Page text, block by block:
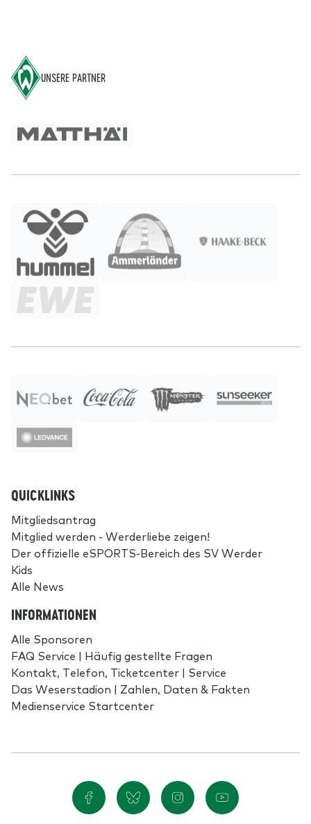
UNSERE PARTNER
QUICKLINKS
Mitgliedsantrag
Mitglied werden - Werderliebe zeigen!
Der offizielle eSPORTS-Bereich des SV Werder
Kids
Alle News
INFORMATIONEN
Alle Sponsoren
FAQ Service | Häufig gestellte Fragen
Kontakt, Telefon, Ticketcenter | Service
Das Weserstadion | Zahlen, Daten & Fakten
Medienservice Startcenter